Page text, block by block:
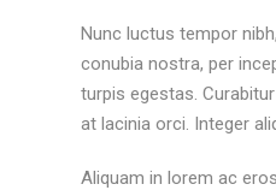
Nunc luctus tempor
conubia nostra, per
turpis egestas.
at lacinia orci. Integer
Aliquam in lorem ac